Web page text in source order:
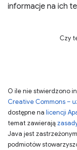
informacje na ich
Czy
O ile nie stwierdzono
Creative Commons –
dostępne na licencji
temat zawierają
Java jest
podmiotów